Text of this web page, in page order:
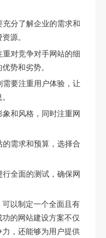
分了解企业的需求和
源。
对竞争对手网站的细
势和劣势。
要注重用户体验，让
和风格，同时注重网
需求和预算，选择合
全面的测试，确保网
以制定一个全面且有
的网站建设方案不仅
，还能够为用户提供